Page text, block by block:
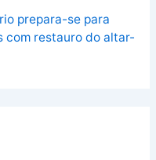
prepara-se para
com restauro do altar-